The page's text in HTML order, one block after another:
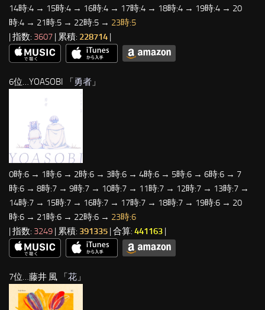
14時:4 → 15時:4 → 16時:4 → 17時:4 → 18時:4 → 19時:4 → 20
時:4 → 21時:5 → 22時:5 → 23時:5
| 指数: 3607 | 累積: 228714 |
6位…YOASOBI 「 勇者 」
0時:6 → 1時:6 → 2時:6 → 3時:6 → 4時:6 → 5時:6 → 6時:6 → 7
時:6 → 8時:7 → 9時:7 → 10時:7 → 11時:7 → 12時:7 → 13時:7 →
14時:7 → 15時:7 → 16時:7 → 17時:7 → 18時:7 → 19時:6 → 20
時:6 → 21時:6 → 22時:6 → 23時:6
| 指数: 3249 | 累積: 391335 | 合算: 441163
7位…藤井 風 「花 」